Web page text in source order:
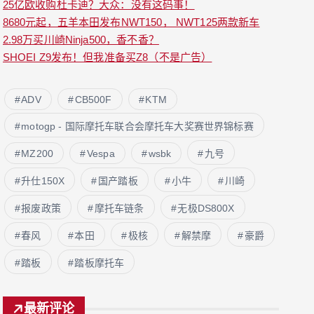
25亿欧收购杜卡迪？大众：没有这码事！
8680元起，五羊本田发布NWT150， NWT125两款新车
2.98万买川崎Ninja500，香不香？
SHOEI Z9发布！但我准备买Z8（不是广告）
ADV CB500F KTM
motogp - 国际摩托车联合会摩托车大奖赛世界锦标赛
MZ200 Vespa wsbk 九号
升仕150X 国产踏板 小牛 川崎
报废政策 摩托车链条 无极DS800X
春风 本田 极核 解禁摩 豪爵
踏板 踏板摩托车
最新评论